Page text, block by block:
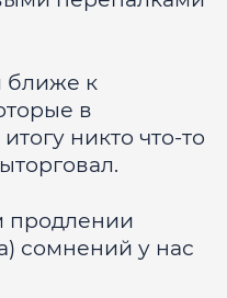
ближе к
в
никто что-то
продлении
сомнений у нас